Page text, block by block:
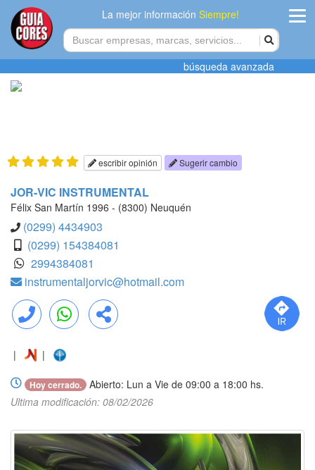
La mejor informaciónSiempre!
Agregar
búsqueda avanzada
escribir opinión Sugerir cambio
JOR-VIC INSTRUMENTAL
Félix San Martín 1996 - (8300) Neuquén
(0299) 4434903
(0299) 154384081
2994384081
instrumentaljorvic@hotmail.com
Llamar WhatsApp Compartir
| |
Hoy cerrado.
Abierto: Lun a Vie de 09:00 a 18:00 hs.
Ultima modificación: 08/02/2026